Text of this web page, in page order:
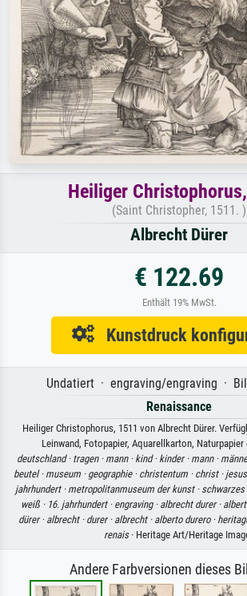
Heiliger
(Saint Christopher, 1511. )
Albrecht Dürer
€ 122.69
Enthält 19% MwSt.
Kunstdruck
Undatiert · engraving/engraving ·
Renaissance
Heiliger Christophorus, 1511 von Albrecht Dürer.
Leinwand, Fotopapier, Aquarellkarton, Naturpapier
deutschland · tragen · mann · kind · kinder · mann ·
beutel · museum · geographie · christentum · christ ·
jahrhundert · metropolitanmuseum der kunst · schwarzes
weiß · 16. jahrhundert · engraving · albrecht durer ·
dürer · albrecht · durer · albrecht · alberto durero ·
renais· Heritage Art/Heritage
Andere Farbversionen dieses